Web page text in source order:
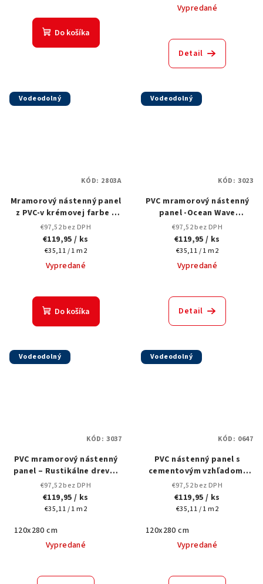
Do košíka
Vypredané
Detail
Vodeodolný
Mramorový nástenný panel
z PVC-v krémovej farbe s
jemnými čokoládovo
hnedými žilkami a matným
povrchom-2803A-120x280
cm
€97,52 bez DPH
€119,95/ ks
Jednotková
cena:
€35,11 / 1 m2
Vypredané
Do košíka
KÓD: 2803A
Vodeodolný
PVC mramorový nástenný
panel -Ocean Wave
Blue3023- 120x280cm
€97,52 bez DPH
€119,95/ ks
Jednotková
cena:
€35,11 / 1 m2
Vypredané
Detail
KÓD: 3023
Vodeodolný
PVC mramorový nástenný
panel – Rustikálne drevo,
hnedá farba, 280x120 cm
€97,52 bez DPH
€119,95/ ks
Jednotková
€35,11 / 1 m2
120x280 cm
Vypredané
KÓD: 3037
Vodeodolný
PVC nástenný panel s
cementovým vzhľadom,
tmavo sivý -0647-120x280
cm
€97,52 bez DPH
€119,95/ ks
Jednotková
€35,11 / 1 m2
120x280 cm
Vypredané
KÓD: 0647